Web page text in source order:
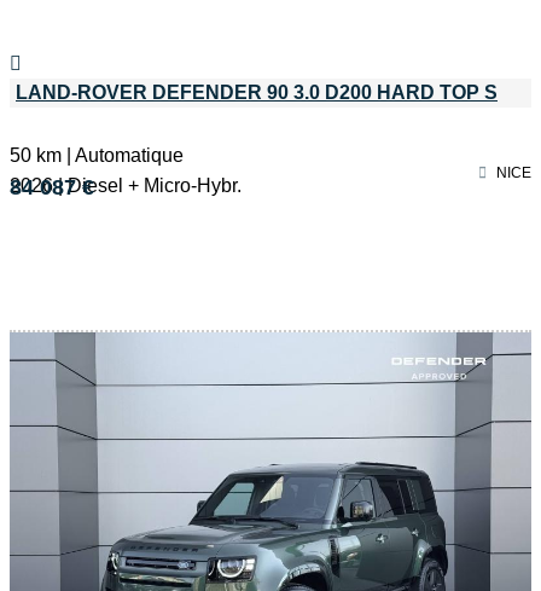
LAND-ROVER DEFENDER 90 3.0 D200 HARD TOP S
50 km | Automatique
2026 | Diesel + Micro-Hybr.
84 087 €
NICE